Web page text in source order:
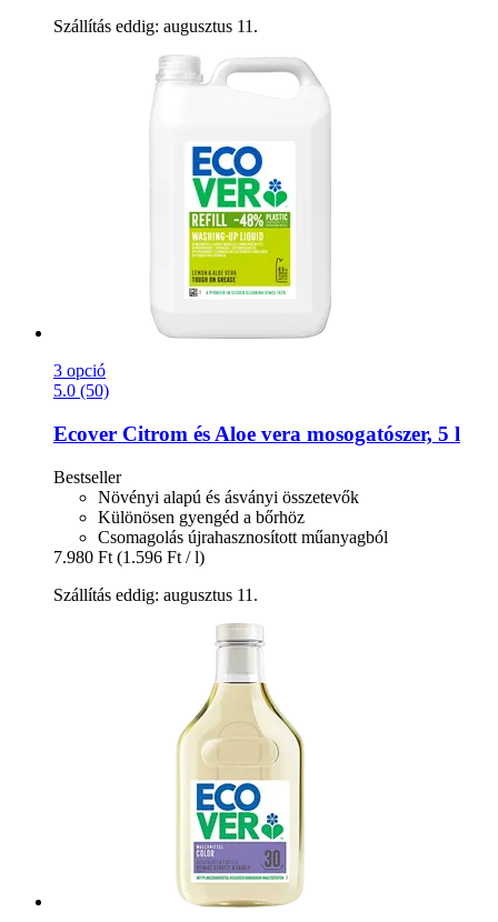
Szállítás eddig: augusztus 11.
3 opció
5.0 (50)
Ecover Citrom és Aloe vera mosogatószer, 5 l
Bestseller
Növényi alapú és ásványi összetevők
Különösen gyengéd a bőrhöz
Csomagolás újrahasznosított műanyagból
7.980 Ft (1.596 Ft / l)
Szállítás eddig: augusztus 11.